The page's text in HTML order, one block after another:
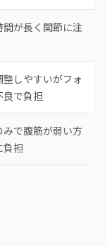
間が長く関節に注
整しやすいがフォ
良で負担
みで腹筋が弱い方
負担